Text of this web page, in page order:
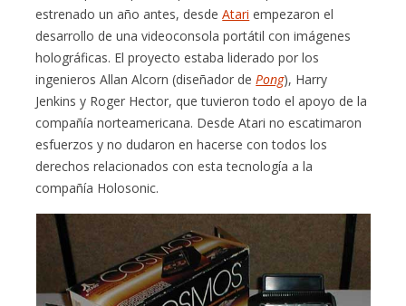
estrenado un año antes, desdeAtari empezaron el
desarrollo de una videoconsola portátil con imágenes
holográficas. El proyecto estaba liderado por los
ingenieros Allan Alcorn (diseñador de Pong), Harry
Jenkins y Roger Hector, que tuvieron todo el apoyo de la
compañía norteamericana. Desde Atari no escatimaron
esfuerzos y no dudaron en hacerse con todos los
derechos relacionados con esta tecnología a la
compañía Holosonic.